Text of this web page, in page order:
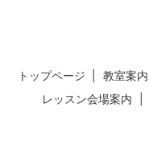
トップページ 教室案内
レッスン会場案内